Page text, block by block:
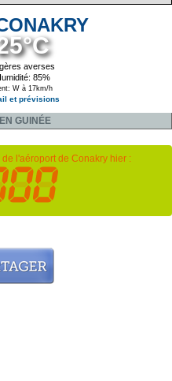
averses
85%
W à 17km/h
et prévisions
GUINÉE
l'aéroport de Conakry hier :